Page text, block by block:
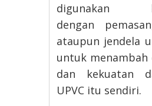
digunakan
dengan
ataupun jendela
untuk menambah
dan kekuatan
UPVC itu sendiri.